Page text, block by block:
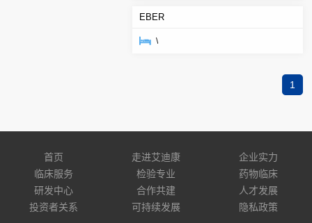
的诊断，可用于...
EBER
\
1
首页 走进艾迪康
企业实力
临床服务
检验专业
药物临床
研发中心
合作共建
人才发展
投资者关系
可持续发展 隐私政策